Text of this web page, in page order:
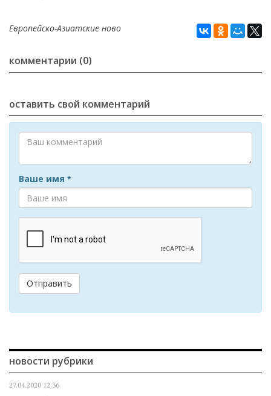
Европейско-Азиатские ново
комментарии (0)
оставить свой комментарий
Ваше имя *
Отправить
новости рубрики
27.04.2020 12.36